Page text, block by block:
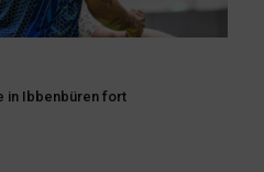
in Ibbenbüren fort